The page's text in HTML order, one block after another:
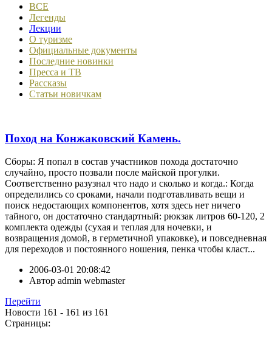
ВСЕ
Легенды
Лекции
О туризме
Официальные документы
Последние новинки
Пресса и ТВ
Рассказы
Статьи новичкам
Поход на Конжаковский Камень.
Сборы: Я попал в состав участников похода достаточно
случайно, просто позвали после майской прогулки.
Соответственно разузнал что надо и сколько и когда.: Когда
определились со сроками, начали подготавливать вещи и
поиск недостающих компонентов, хотя здесь нет ничего
тайного, он достаточно стандартный: рюкзак литров 60-120, 2
комплекта одежды (сухая и теплая для ночевки, и
возвращения домой, в герметичной упаковке), и повседневная
для переходов и постоянного ношения, пенка чтобы класт...
2006-03-01 20:08:42
Автор admin webmaster
Перейти
Новости 161 - 161 из 161
Страницы: